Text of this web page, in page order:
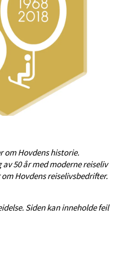
om Hovdens historie.
50 år med moderne reiseliv
Hovdens reiselivsbedrifter.
Siden kan inneholde feil